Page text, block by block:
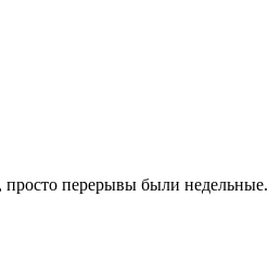
просто перерывы были недельные.